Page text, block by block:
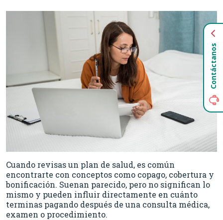
Contáctanos
Cuando revisas un plan de salud, es común
encontrarte con conceptos como copago, cobertura y
bonificación. Suenan parecido, pero no significan lo
mismo y pueden influir directamente en cuánto
terminas pagando después de una consulta médica,
examen o procedimiento.